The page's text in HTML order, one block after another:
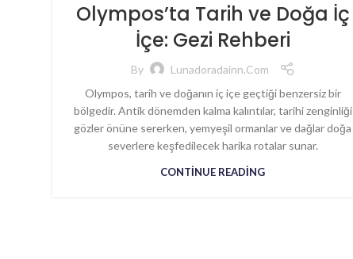
Olympos’ta Tarih ve Doğa İç
İçe: Gezi Rehberi
By
Lunadoradainn.com
Olympos, tarih ve doğanın iç içe geçtiği benzersiz bir
bölgedir. Antik dönemden kalma kalıntılar, tarihi zenginliği
gözler önüne sererken, yemyeşil ormanlar ve dağlar doğa
severlere keşfedilecek harika rotalar sunar.
CONTINUE READING